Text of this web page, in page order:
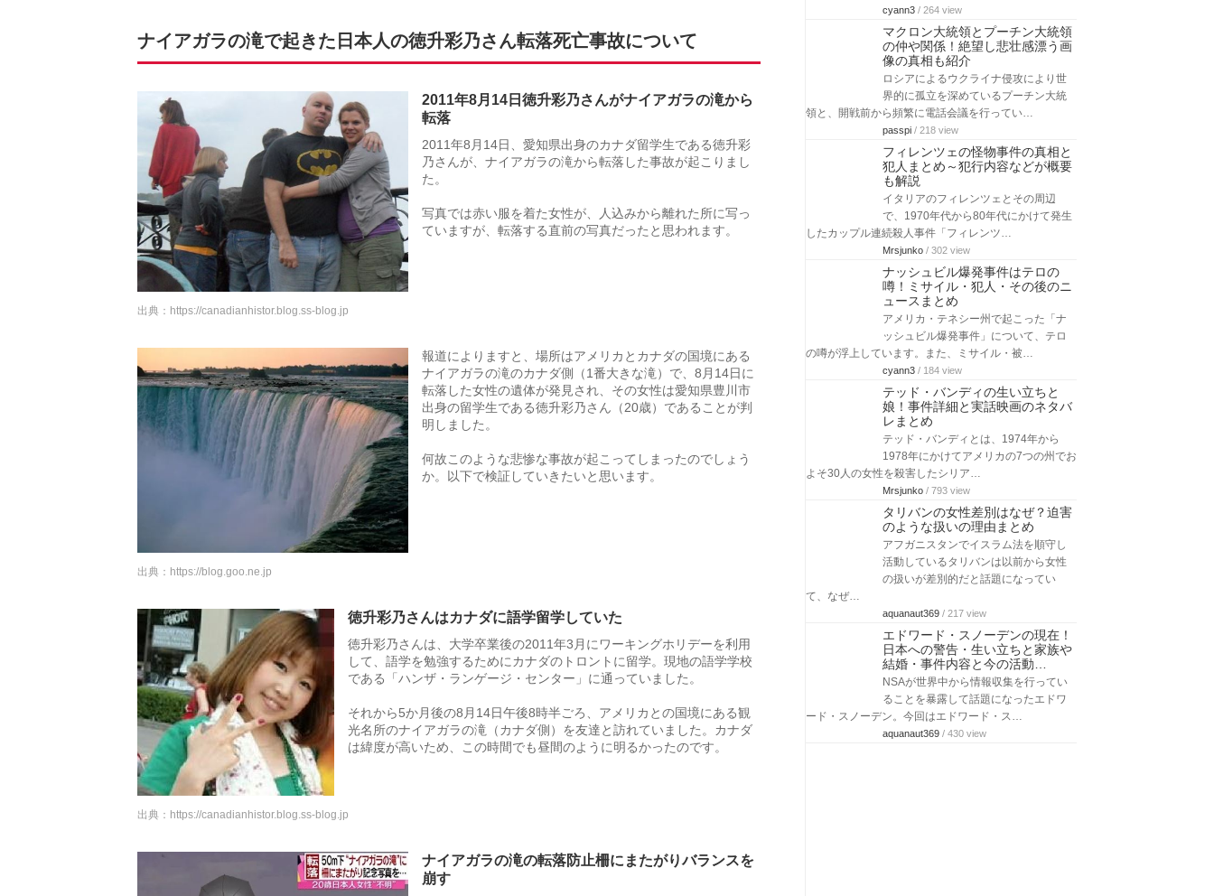
ナイアガラの滝で起きた日本人の徳升彩乃さん転落死亡事故について
2011年8月14日徳升彩乃さんがナイアガラの滝から
転落
2011年8月14日、愛知県出身のカナダ留学生である徳升彩
乃さんが、ナイアガラの滝から転落した事故が起こりまし
た。
写真では赤い服を着た女性が、人込みから離れた所に写っ
ていますが、転落する直前の写真だったと思われます。
出典： https://canadianhistor.blog.ss-blog.jp
報道によりますと、場所はアメリカとカナダの国境にある
ナイアガラの滝のカナダ側（1番大きな滝）で、8月14日に
転落した女性の遺体が発見され、その女性は愛知県豊川市
出身の留学生である徳升彩乃さん（20歳）であることが判
明しました。
何故このような悲惨な事故が起こってしまったのでしょう
か。以下で検証していきたいと思います。
出典： https://blog.goo.ne.jp
徳升彩乃さんはカナダに語学留学していた
徳升彩乃さんは、大学卒業後の2011年3月にワーキングホリデーを利用
して、語学を勉強するためにカナダのトロントに留学。現地の語学学校
である「ハンザ・ランゲージ・センター」に通っていました。
それから5か月後の8月14日午後8時半ごろ、アメリカとの国境にある観
光名所のナイアガラの滝（カナダ側）を友達と訪れていました。カナダ
は緯度が高いため、この時間でも昼間のように明るかったのです。
出典： https://canadianhistor.blog.ss-blog.jp
ナイアガラの滝の転落防止柵にまたがりバランスを
崩す
cyann3 / 264 view
マクロン大統領とプーチン大統領
の仲や関係！絶望し悲壮感漂う画
像の真相も紹介
ロシアによるウクライナ侵攻により世
界的に孤立を深めているプーチン大統
領と、開戦前から頻繁に電話会議を行ってい…
passpi / 218 view
フィレンツェの怪物事件の真相と
犯人まとめ～犯行内容などが概要
も解説
イタリアのフィレンツェとその周辺
で、1970年代から80年代にかけて発生
したカップル連続殺人事件「フィレンツ…
Mrsjunko / 302 view
ナッシュビル爆発事件はテロの
噂！ミサイル・犯人・その後のニ
ュースまとめ
アメリカ・テネシー州で起こった「ナ
ッシュビル爆発事件」について、テロ
の噂が浮上しています。また、ミサイル・被…
cyann3 / 184 view
テッド・バンディの生い立ちと
娘！事件詳細と実話映画のネタバ
レまとめ
テッド・バンディとは、1974年から
1978年にかけてアメリカの7つの州でお
よそ30人の女性を殺害したシリア…
Mrsjunko / 793 view
タリバンの女性差別はなぜ？迫害
のような扱いの理由まとめ
アフガニスタンでイスラム法を順守し
活動しているタリバンは以前から女性
の扱いが差別的だと話題になってい
て、なぜ…
aquanaut369 / 217 view
エドワード・スノーデンの現在！
日本への警告・生い立ちと家族や
結婚・事件内容と今の活動…
NSAが世界中から情報収集を行ってい
ることを暴露して話題になったエドワ
ード・スノーデン。今回はエドワード・ス…
aquanaut369 / 430 view